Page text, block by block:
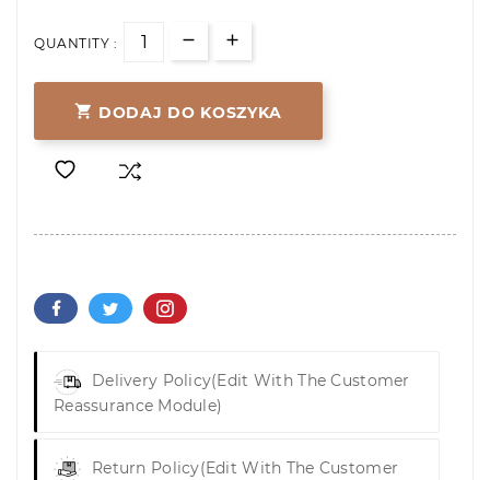
QUANTITY :
 DODAJ DO KOSZYKA
Delivery Policy(edit With The Customer
Reassurance Module)
Return Policy(edit With The Customer